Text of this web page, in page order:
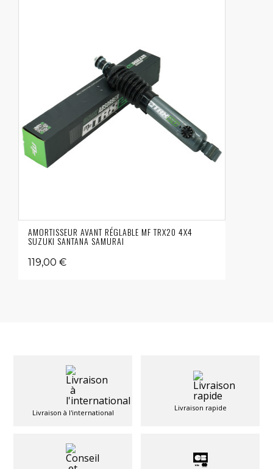
AMORTISSEUR AVANT RÉGLABLE MF TRX20 4X4
SUZUKI SANTANA SAMURAI
119,00 €
Livraison à l'international
Livraison rapide